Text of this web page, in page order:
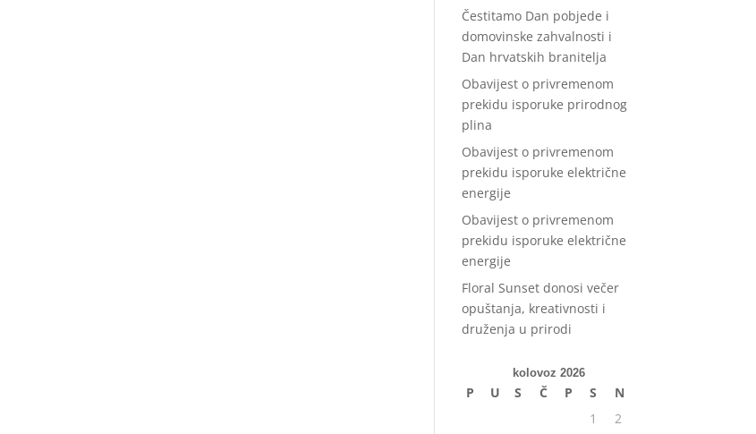
Čestitamo Dan pobjede i
domovinske zahvalnosti i
Dan hrvatskih branitelja
Obavijest o privremenom
prekidu isporuke prirodnog
plina
Obavijest o privremenom
prekidu isporuke električne
energije
Obavijest o privremenom
prekidu isporuke električne
energije
Floral Sunset donosi večer
opuštanja, kreativnosti i
druženja u prirodi
kolovoz 2026
P U S Č P S
N
1
2